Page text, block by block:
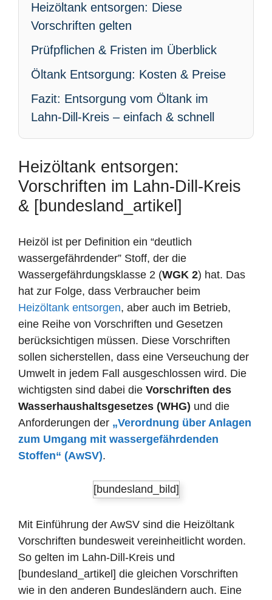
Heizöltank entsorgen: Diese
Vorschriften gelten
Prüfpflichen & Fristen im Überblick
Öltank Entsorgung: Kosten & Preise
Fazit: Entsorgung vom Öltank im
Lahn-Dill-Kreis – einfach & schnell
Heizöltank entsorgen:
Vorschriften im Lahn-Dill-Kreis
& [bundesland_artikel]
Heizöl ist per Definition ein “deutlich
wassergefährdender” Stoff, der die
Wassergefährdungsklasse 2 (WGK 2) hat. Das
hat zur Folge, dass Verbraucher beim
Heizöltank entsorgen, aber auch im Betrieb,
eine Reihe von Vorschriften und Gesetzen
berücksichtigen müssen. Diese Vorschriften
sollen sicherstellen, dass eine Verseuchung der
Umwelt in jedem Fall ausgeschlossen wird. Die
wichtigsten sind dabei die Vorschriften des
Wasserhaushaltsgesetzes (WHG) und die
Anforderungen der „Verordnung über Anlagen
zum Umgang mit wassergefährdenden
Stoffen“ (AwSV).
[bundesland_bild]
Mit Einführung der AwSV sind die Heizöltank
Vorschriften bundesweit vereinheitlicht worden.
So gelten im Lahn-Dill-Kreis und
[bundesland_artikel] die gleichen Vorschriften
wie in den anderen Bundesländern auch. Eine